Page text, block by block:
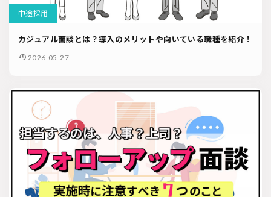
中途採用
カジュアル面談とは？導入のメリットや向いている職種を紹介！
2026-05-27